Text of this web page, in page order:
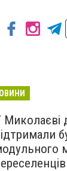
Миколаєві